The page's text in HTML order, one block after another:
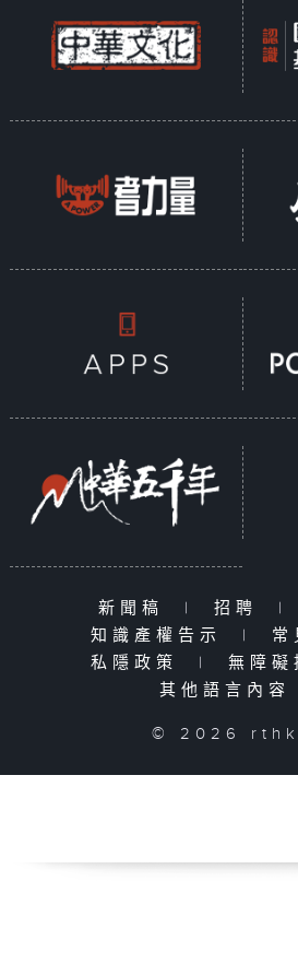
新聞稿 | 招聘 |
知識產權告示
| 常
私隱政策
| 無障礙
其他語言內容
© 2026